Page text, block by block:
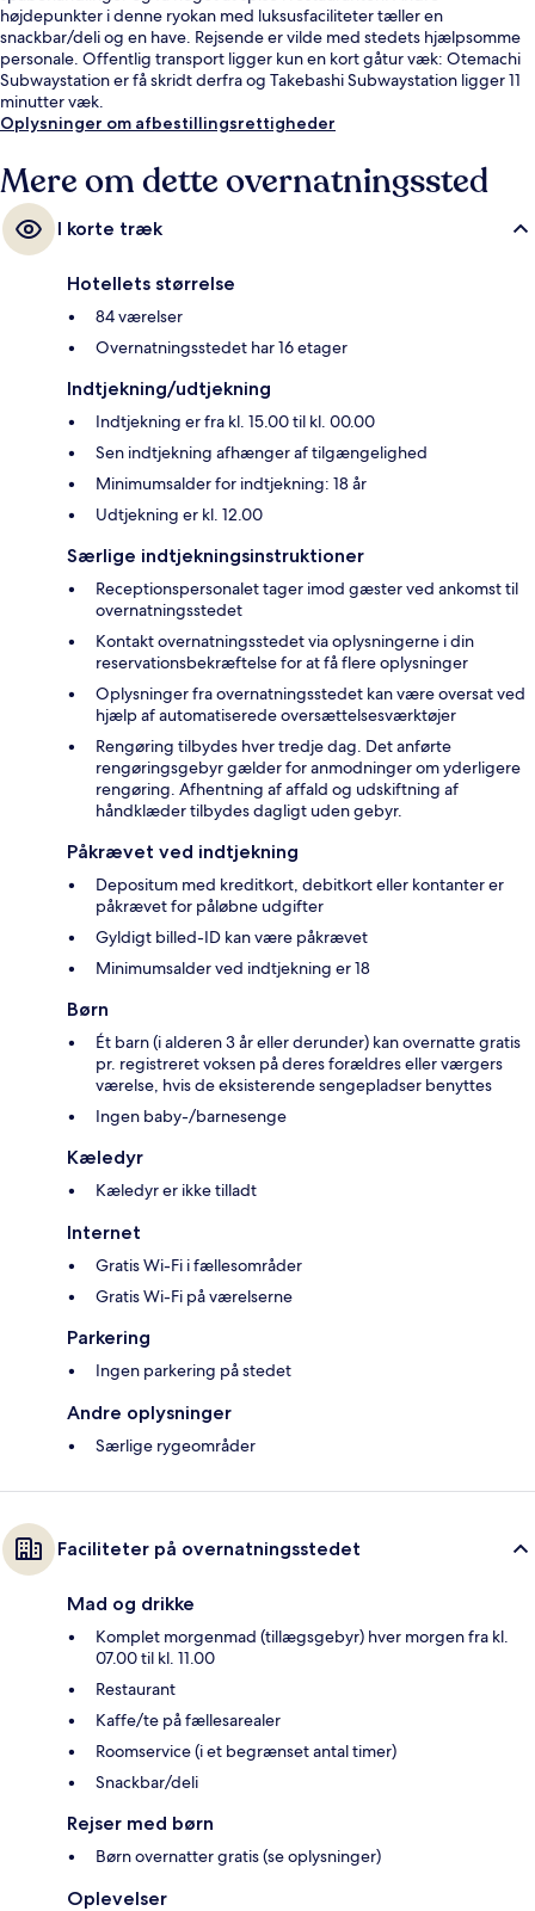
højdepunkter i denne ryokan med luksusfaciliteter tæller en
snackbar/deli og en have. Rejsende er vilde med stedets hjælpsomme
personale. Offentlig transport ligger kun en kort gåtur væk: Otemachi
Subwaystation er få skridt derfra og Takebashi Subwaystation ligger 11
minutter væk.
Oplysninger om afbestillingsrettigheder
Mere om dette overnatningssted
I korte træk
Hotellets størrelse
84 værelser
Overnatningsstedet har 16 etager
Indtjekning/udtjekning
Indtjekning er fra kl. 15.00 til kl. 00.00
Sen indtjekning afhænger af tilgængelighed
Minimumsalder for indtjekning: 18 år
Udtjekning er kl. 12.00
Særlige indtjekningsinstruktioner
Receptionspersonalet tager imod gæster ved ankomst til
overnatningsstedet
Kontakt overnatningsstedet via oplysningerne i din
reservationsbekræftelse for at få flere oplysninger
Oplysninger fra overnatningsstedet kan være oversat ved
hjælp af automatiserede oversættelsesværktøjer
Rengøring tilbydes hver tredje dag. Det anførte
rengøringsgebyr gælder for anmodninger om yderligere
rengøring. Afhentning af affald og udskiftning af
håndklæder tilbydes dagligt uden gebyr.
Påkrævet ved indtjekning
Depositum med kreditkort, debitkort eller kontanter er
påkrævet for påløbne udgifter
Gyldigt billed-ID kan være påkrævet
Minimumsalder ved indtjekning er 18
Børn
Ét barn (i alderen 3 år eller derunder) kan overnatte gratis
pr. registreret voksen på deres forældres eller værgers
værelse, hvis de eksisterende sengepladser benyttes
Ingen baby-/barnesenge
Kæledyr
Kæledyr er ikke tilladt
Internet
Gratis Wi-Fi i fællesområder
Gratis Wi-Fi på værelserne
Parkering
Ingen parkering på stedet
Andre oplysninger
Særlige rygeområder
Faciliteter på overnatningsstedet
Mad og drikke
Komplet morgenmad (tillægsgebyr) hver morgen fra kl.
07.00 til kl. 11.00
Restaurant
Kaffe/te på fællesarealer
Roomservice (i et begrænset antal timer)
Snackbar/deli
Rejser med børn
Børn overnatter gratis (se oplysninger)
Oplevelser